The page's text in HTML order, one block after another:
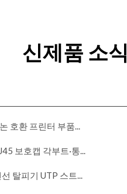
신제품 소식
호환 프린터 부품...
보호캡 각부트·통...
탈피기 UTP 스트...